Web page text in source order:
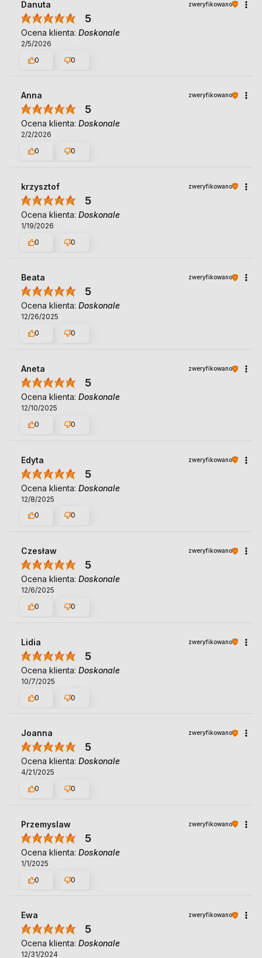
Danuta zweryfikowano
5
Ocena klienta: Doskonale
2/5/2026
0
0
Anna zweryfikowano
5
Ocena klienta: Doskonale
2/2/2026
0
0
krzysztof zweryfikowano
5
Ocena klienta: Doskonale
1/19/2026
0
0
Beata zweryfikowano
5
Ocena klienta: Doskonale
12/26/2025
0
0
Aneta zweryfikowano
5
Ocena klienta: Doskonale
12/10/2025
0
0
Edyta zweryfikowano
5
Ocena klienta: Doskonale
12/8/2025
0
0
Czesław zweryfikowano
5
Ocena klienta: Doskonale
12/6/2025
0
0
Lidia zweryfikowano
5
Ocena klienta: Doskonale
10/7/2025
0
0
Joanna zweryfikowano
5
Ocena klienta: Doskonale
4/21/2025
0
0
Przemyslaw zweryfikowano
5
Ocena klienta: Doskonale
1/1/2025
0
0
Ewa zweryfikowano
5
Ocena klienta: Doskonale
12/31/2024